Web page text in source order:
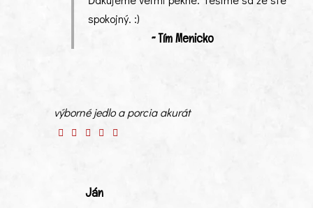
spokojný. :)
~ Tím Menicko
výborné jedlo a porcia akurát
Ján